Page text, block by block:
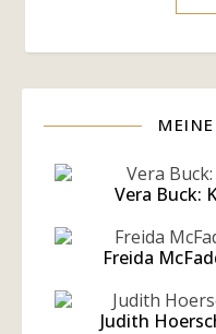
Vera Buck:
Freida
Judith